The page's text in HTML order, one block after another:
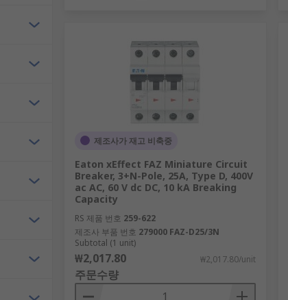
제조사가 재고 비축중
Eaton xEffect FAZ Miniature Circuit
Breaker, 3+N-Pole, 25A, Type D, 400V
ac AC, 60 V dc DC, 10 kA Breaking
Capacity
RS 제품 번호 259-622
제조사 부품 번호 279000 FAZ-D25/3N
Subtotal (1 unit)
₩2,017.80 ₩2,017.80/unit
주문수량